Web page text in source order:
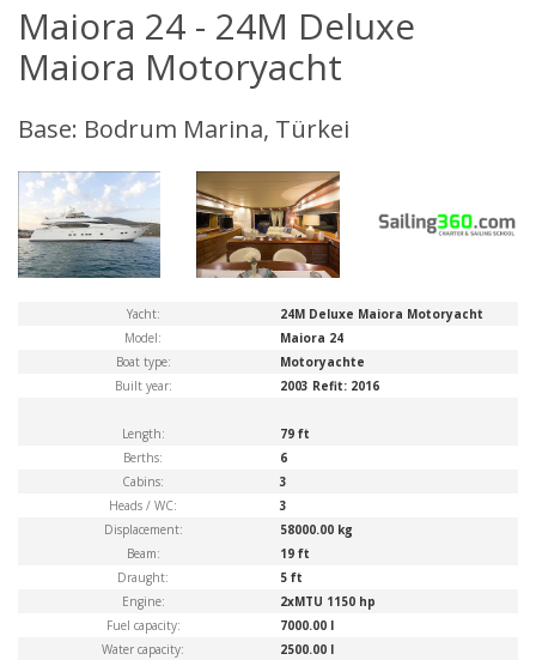
Maiora 24 - 24M Deluxe
Maiora Motoryacht
Base: Bodrum Marina, Türkei
Yacht:
24M Deluxe Maiora Motoryacht
Model:
Maiora 24
Boat type:
Motoryachte
Built year:
2003 Refit: 2016
Length:
79 ft
Berths:
6
Cabins:
3
Heads / WC:
3
Displacement:
58000.00 kg
Beam:
19 ft
Draught:
5 ft
Engine:
2xMTU 1150 hp
Fuel capacity:
7000.00 l
Water capacity:
2500.00 l